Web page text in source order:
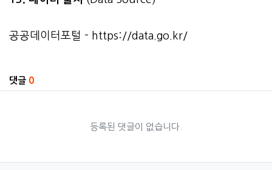
공공데이터포털 - https://data.go.kr/
댓글 0
등록된 댓글이 없습니다.